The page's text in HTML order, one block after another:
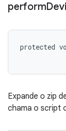
perform
protected
Expande o zip
chama o script